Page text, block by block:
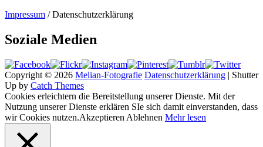
Impressum / Datenschutzerklärung
Soziale Medien
Copyright © 2026 Melian-Fotografie Datenschutzerklärung | Shutter
Up by Catch Themes
Cookies erleichtern die Bereitstellung unserer Dienste. Mit der
Nutzung unserer Dienste erklären SIe sich damit einverstanden, dass
wir Cookies nutzen.Akzeptieren Ablehnen Mehr lesen